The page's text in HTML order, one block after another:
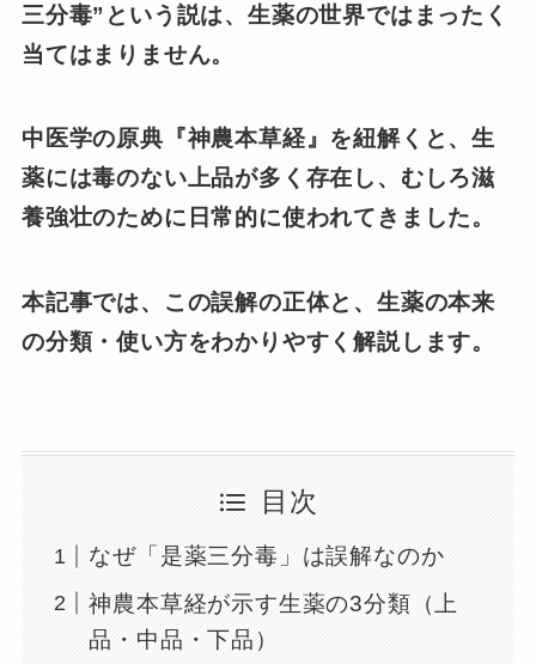
三分毒”という説は、生薬の世界ではまったく
当てはまりません。
中医学の原典『神農本草経』を紐解くと、生
薬には毒のない上品が多く存在し、むしろ滋
養強壮のために日常的に使われてきました。
本記事では、この誤解の正体と、生薬の本来
の分類・使い方をわかりやすく解説します。
目次
なぜ「是薬三分毒」は誤解なのか
神農本草経が示す生薬の3分類（上
品・中品・下品）